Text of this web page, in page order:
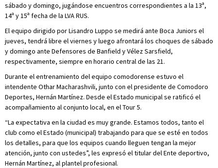
sábado y domingo, jugándose encuentros correspondientes a la 13ª,
14ª y 15ª fecha de la LVA RUS.
El equipo dirigido por Lisandro Luppo se medirá ante Boca Juniors el
jueves, tendrá libre el viernes y luego afrontará los choques de sábado
y domingo ante Defensores de Banfield y Vélez Sarsfield,
respectivamente, siempre en horario central de las 21.
Durante el entrenamiento del equipo comodorense estuvo el
intendente Othar Macharashvili, junto con el presidente de Comodoro
Deportes, Hernán Martínez. Desde el Estado municipal se ratificó el
acompañamiento al conjunto local, en el Tour 5.
“La expectativa en la ciudad es muy grande. Estamos todos, tanto el
club como el Estado (municipal) trabajando para que se esté en todos
los detalles, para que los equipos cuando lleguen tengan la mejor
atención, junto con ustedes”, les expresó el titular del Ente deportivo,
Hernán Martínez, al plantel profesional.